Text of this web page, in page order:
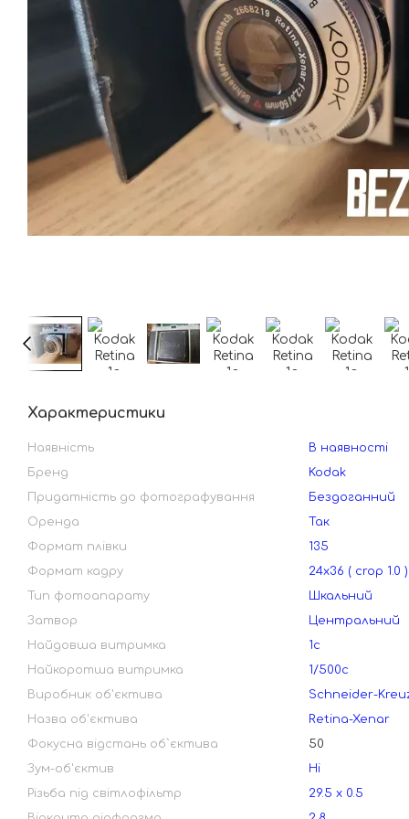
Характеристики
Наявність
В наявності
Бренд
Kodak
Придатність до фотографування
Бездоганний
Оренда
Так
Формат плівки
135
Формат кадру
24х36 ( crop 1.0 )
Тип фотоапарату
Шкальний
Затвор
Центральний
Найдовша витримка
1с
Найкоротша витримка
1/500с
Виробник об'єктива
Schneider-
Назва об'єктива
Retina-Xenar
Фокусна відстань об`єктива
50
Зум-об'єктив
Ні
Різьба під світлофільтр
29.5 х 0.5